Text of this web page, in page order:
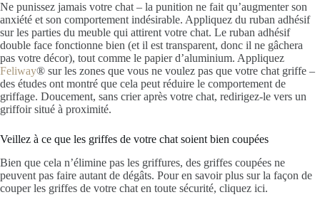
Ne punissez jamais votre chat – la punition ne fait qu’augmenter son
anxiété et son comportement indésirable. Appliquez du ruban adhésif
sur les parties du meuble qui attirent votre chat. Le ruban adhésif
double face fonctionne bien (et il est transparent, donc il ne gâchera
pas votre décor), tout comme le papier d’aluminium. Appliquez
Feliway® sur les zones que vous ne voulez pas que votre chat griffe –
des études ont montré que cela peut réduire le comportement de
griffage. Doucement, sans crier après votre chat, redirigez-le vers un
griffoir situé à proximité.
Veillez à ce que les griffes de votre chat soient bien coupées
Bien que cela n’élimine pas les griffures, des griffes coupées ne
peuvent pas faire autant de dégâts. Pour en savoir plus sur la façon de
couper les griffes de votre chat en toute sécurité, cliquez ici.